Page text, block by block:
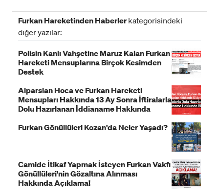
Furkan Hareketinden Haberlerkategorisindeki
diğer yazılar:
Polisin Kanlı Vahşetine Maruz Kalan Furkan
Hareketi Mensuplarına Birçok Kesimden
Destek
Alparslan Hoca ve Furkan Hareketi
Mensupları Hakkında 13 Ay Sonra İftiralarla
Dolu Hazırlanan İddianame Hakkında
Furkan Gönüllüleri Kozan'da Neler Yaşadı?
Camide İtikaf Yapmak İsteyen Furkan Vakfı
Gönüllüleri'nin Gözaltına Alınması
Hakkında Açıklama!